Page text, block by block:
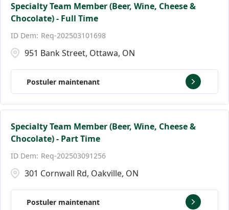
Specialty Team Member (Beer, Wine, Cheese &
Chocolate) - Full Time
Req-202503101698
951 Bank Street, Ottawa, ON
Postuler maintenant
Specialty Team Member (Beer, Wine, Cheese &
Chocolate) - Part Time
Req-202503091256
301 Cornwall Rd, Oakville, ON
Postuler maintenant